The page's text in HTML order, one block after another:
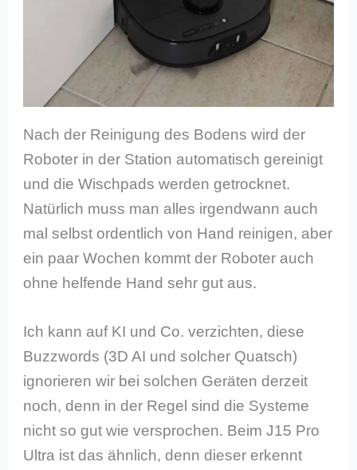
Nach der Reinigung des Bodens wird der
Roboter in der Station automatisch gereinigt
und die Wischpads werden getrocknet.
Natürlich muss man alles irgendwann auch
mal selbst ordentlich von Hand reinigen, aber
ein paar Wochen kommt der Roboter auch
ohne helfende Hand sehr gut aus.
Ich kann auf KI und Co. verzichten, diese
Buzzwords (3D AI und solcher Quatsch)
ignorieren wir bei solchen Geräten derzeit
noch, denn in der Regel sind die Systeme
nicht so gut wie versprochen. Beim J15 Pro
Ultra ist das ähnlich, denn dieser erkennt